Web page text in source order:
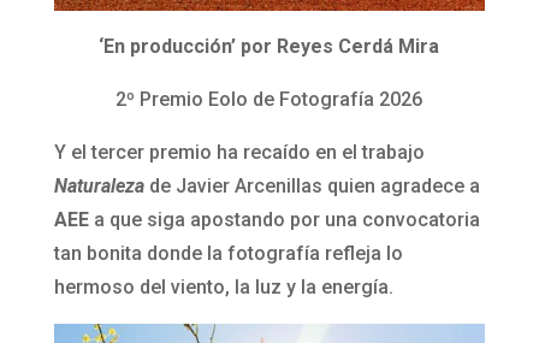
‘En producción’ por Reyes Cerdá Mira
2º Premio Eolo de Fotografía 2026
Y el tercer premio ha recaído en el trabajo
Naturalezade Javier Arcenillas quien agradece a
AEEa que siga apostando por una convocatoria
tan bonita donde la fotografía refleja lo
hermoso del viento, la luz y la energía.